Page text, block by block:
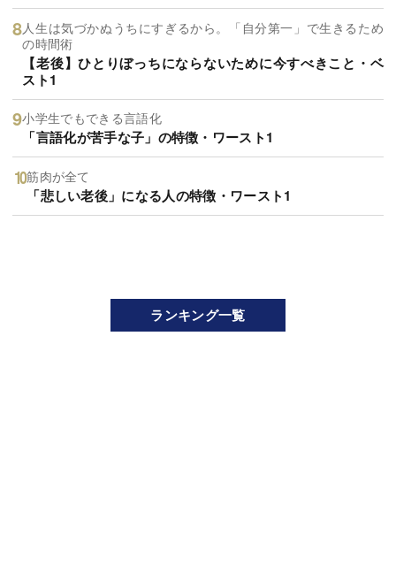
人生は気づかぬうちにすぎるから。「自分第一」で生きるため
の時間術
【老後】ひとりぼっちにならないために今すべきこと・ベ
スト1
小学生でもできる言語化
「言語化が苦手な子」の特徴・ワースト1
筋肉が全て
「悲しい老後」になる人の特徴・ワースト1
ランキング一覧